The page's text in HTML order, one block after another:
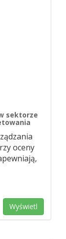
sektorze
oceny
Wyświetl